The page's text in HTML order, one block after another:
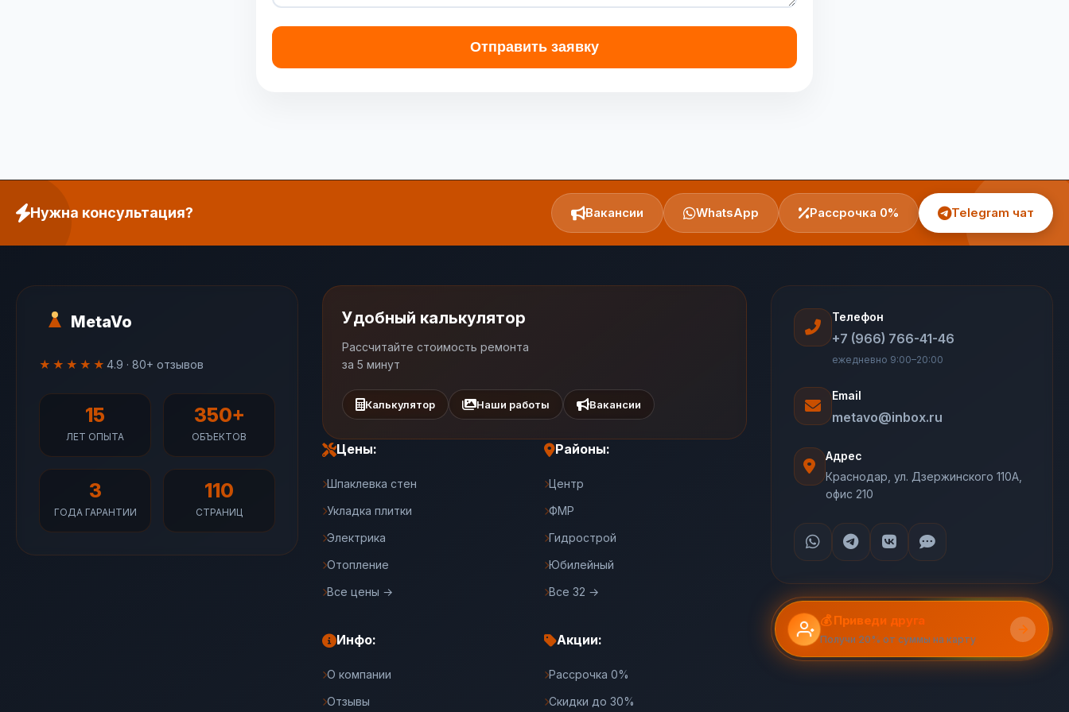
Отправить заявку
Нужна консультация? Вакансии WhatsApp Рассрочка 0% Telegram чат
MetaVo
★★★★★ 4.9 · 80+ отзывов
15
ЛЕТ ОПЫТА
350+
ОБЪЕКТОВ
3
ГОДА ГАРАНТИИ
110
СТРАНИЦ
Удобный калькулятор
Рассчитайте стоимость ремонта
за 5 минут
Калькулятор Наши работы Вакансии
Цены:
Шпаклевка стен
Укладка плитки
Электрика
Отопление
Все цены →
Районы:
Центр
ФМР
Гидрострой
Юбилейный
Все 32 →
Инфо:
О компании
Отзывы
Акции:
Рассрочка 0%
Скидки до 30%
Телефон
+7 (966) 766-41-46
ежедневно 9:00–20:00
Email
metavo@inbox.ru
Адрес
Краснодар, ул. Дзержинского 110А,
офис 210
💰 Приведи друга
Получи 20% от суммы на карту